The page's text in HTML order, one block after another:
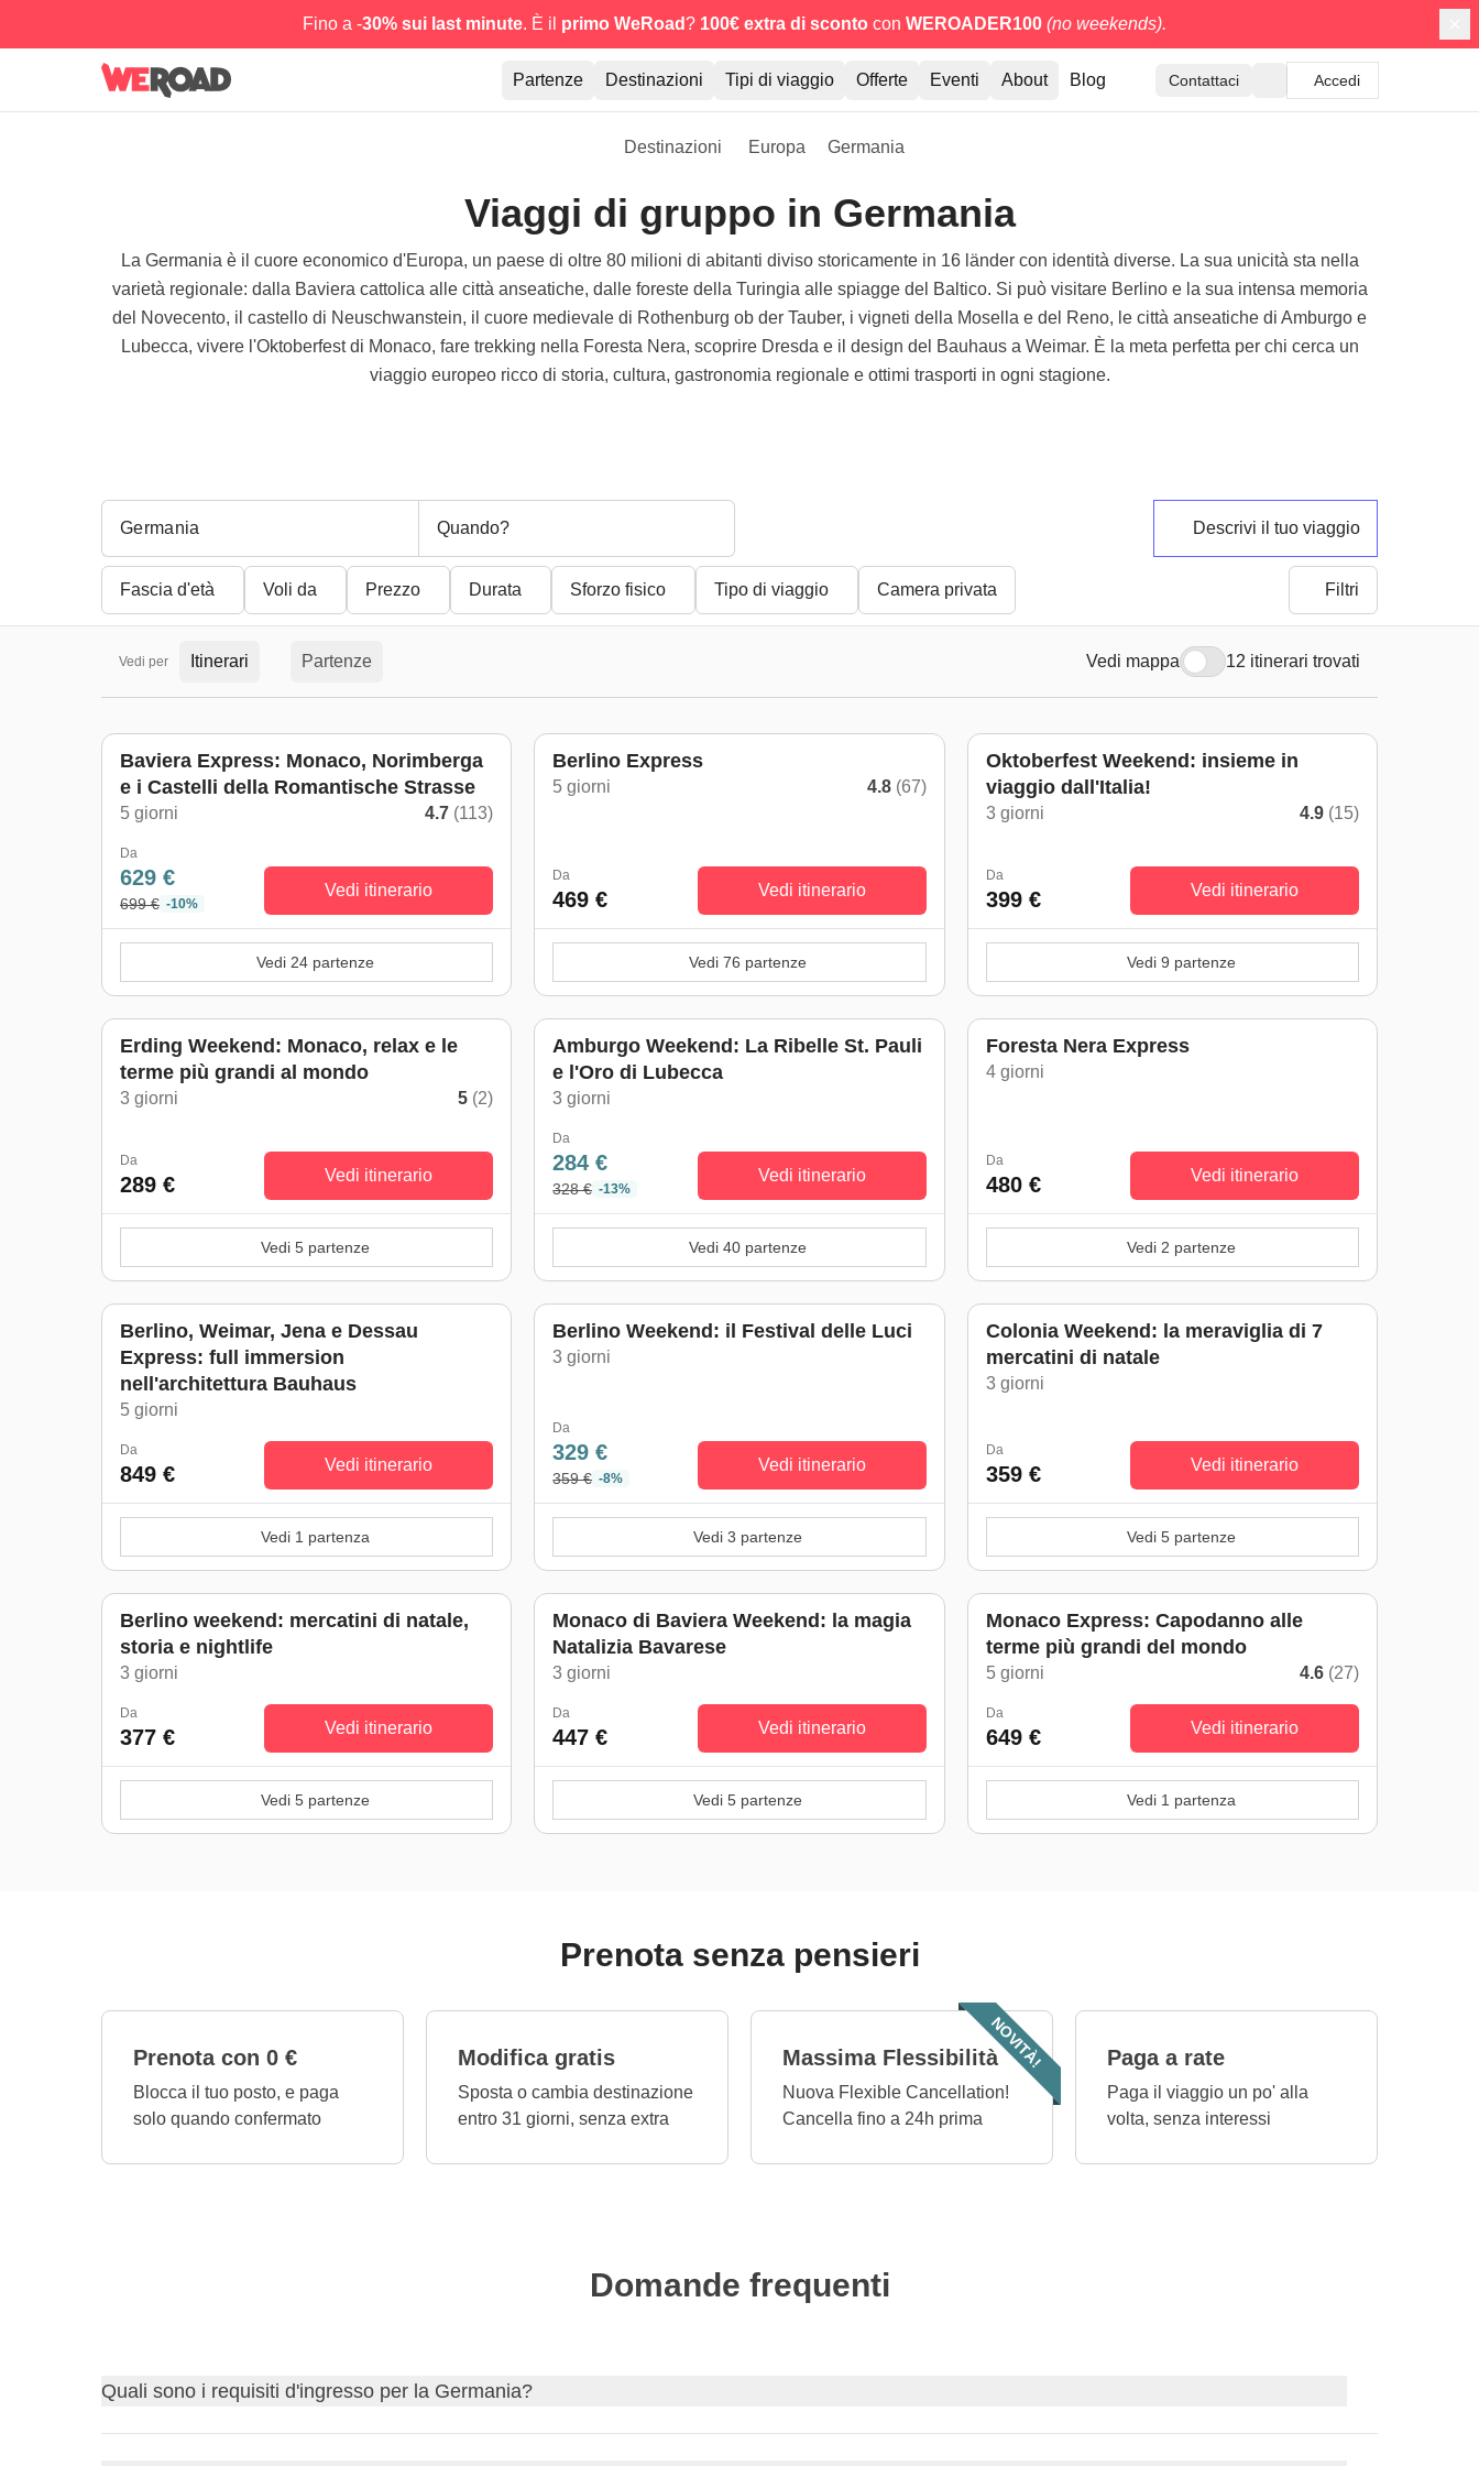
Fino a -30% sui last minute. È il primo WeRoad? 100€ extra di scontocon WEROADER100 (no weekends).
Partenze Destinazioni Tipi di viaggio Offerte Eventi About Blog Contattaci Accedi
Destinazioni Europa Germania
Viaggi di gruppo in Germania
La Germania è il cuore economico d'Europa, un paese di oltre 80 milioni di abitanti diviso storicamente in 16 länder con identità diverse. La sua unicità sta nella
varietà regionale: dalla Baviera cattolica alle città anseatiche, dalle foreste della Turingia alle spiagge del Baltico. Si può visitare Berlino e la sua intensa memoria
del Novecento, il castello di Neuschwanstein, il cuore medievale di Rothenburg ob der Tauber, i vigneti della Mosella e del Reno, le città anseatiche di Amburgo e
Lubecca, vivere l'Oktoberfest di Monaco, fare trekking nella Foresta Nera, scoprire Dresda e il design del Bauhaus a Weimar. È la meta perfetta per chi cerca un
viaggio europeo ricco di storia, cultura, gastronomia regionale e ottimi trasporti in ogni stagione.
Quando? Descrivi il tuo viaggio
Fascia d'età Voli da Prezzo Durata Sforzo fisico Tipo di viaggio Camera privata Filtri
Vedi per Itinerari Partenze 12 itinerari trovati
Vedi mappa
Baviera Express: Monaco, Norimberga
e i Castelli della Romantische Strasse
5 giorni 4.7 (113)
Da
629 €
699 € -10%
Vedi itinerario
Vedi 24 partenze
Berlino Express
5 giorni 4.8 (67)
Da
469 € Vedi itinerario
Vedi 76 partenze
Oktoberfest Weekend: insieme in
viaggio dall'Italia!
3 giorni 4.9 (15)
Da
399 € Vedi itinerario
Vedi 9 partenze
Erding Weekend: Monaco, relax e le
terme più grandi al mondo
3 giorni 5 (2)
Da
289 € Vedi itinerario
Vedi 5 partenze
Amburgo Weekend: La Ribelle St. Pauli
e l'Oro di Lubecca
3 giorni
Da
284 €
328 € -13%
Vedi itinerario
Vedi 40 partenze
Foresta Nera Express
4 giorni
Da
480 € Vedi itinerario
Vedi 2 partenze
Berlino, Weimar, Jena e Dessau
Express: full immersion
nell'architettura Bauhaus
5 giorni
Da
849 € Vedi itinerario
Vedi 1 partenza
Berlino Weekend: il Festival delle Luci
3 giorni
Da
329 €
359 € -8%
Vedi itinerario
Vedi 3 partenze
Colonia Weekend: la meraviglia di 7
mercatini di natale
3 giorni
Da
359 € Vedi itinerario
Vedi 5 partenze
Berlino weekend: mercatini di natale,
storia e nightlife
3 giorni
Da
377 € Vedi itinerario
Vedi 5 partenze
Monaco di Baviera Weekend: la magia
Natalizia Bavarese
3 giorni
Da
447 € Vedi itinerario
Vedi 5 partenze
Monaco Express: Capodanno alle
terme più grandi del mondo
5 giorni 4.6 (27)
Da
649 € Vedi itinerario
Vedi 1 partenza
Prenota senza pensieri
Prenota con 0 €
Blocca il tuo posto, e paga
solo quando confermato
Modifica gratis
Sposta o cambia destinazione
entro 31 giorni, senza extra
NOVITÀ!
Massima Flessibilità
Nuova Flexible Cancellation!
Cancella fino a 24h prima
Paga a rate
Paga il viaggio un po' alla
volta, senza interessi
Domande frequenti
Quali sono i requisiti d'ingresso per la Germania?